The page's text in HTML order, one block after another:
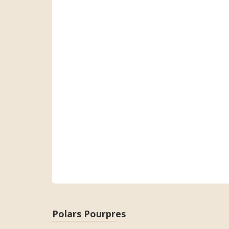
Polars Pourpres